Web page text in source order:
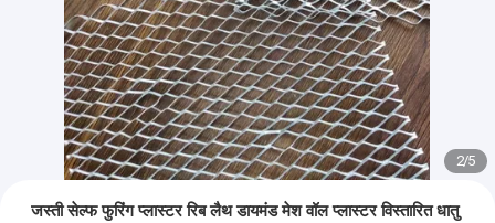
2/5
जस्ती सेल्फ फुरिंग प्लास्टर रिब लैथ डायमंड मेश वॉल प्लास्टर विस्तारित धातु